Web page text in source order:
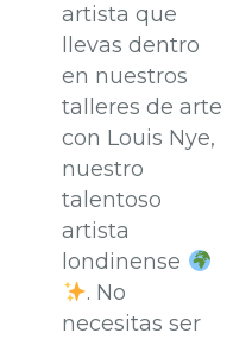
artista que
llevas dentro
en nuestros
talleres de arte
con Louis Nye,
nuestro
talentoso
artista
londinense
. No
necesitas ser